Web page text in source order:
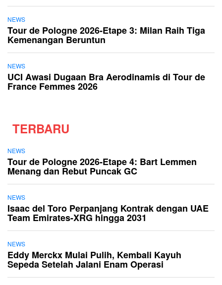
NEWS
Tour de Pologne 2026-Etape 3: Milan Raih Tiga
Kemenangan Beruntun
NEWS
UCI Awasi Dugaan Bra Aerodinamis di Tour de
France Femmes 2026
TERBARU
NEWS
Tour de Pologne 2026-Etape 4: Bart Lemmen
Menang dan Rebut Puncak GC
NEWS
Isaac del Toro Perpanjang Kontrak dengan UAE
Team Emirates-XRG hingga 2031
NEWS
Eddy Merckx Mulai Pulih, Kembali Kayuh
Sepeda Setelah Jalani Enam Operasi